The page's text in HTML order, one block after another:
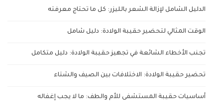
الدليل الشامل لإزالة الشعر بالليزر: كل ما تحتاج معرفته
الوقت المثالي لتحضير حقيبة الولادة: دليل شامل
تجنب الأخطاء الشائعة في تجهيز حقيبة الولادة: دليل متكامل
تحضير حقيبة الولادة: الاختلافات بين الصيف والشتاء
أساسيات حقيبة المستشفى للأم والطف: ما لا يجب إغفاله